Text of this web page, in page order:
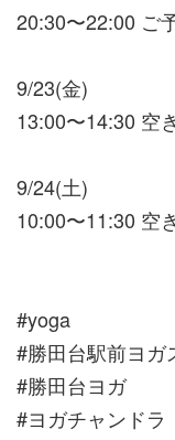
20:30〜22:00 ご
9/23(金)
13:00〜14:30 空き
9/24(土)
10:00〜11:30 空き
#yoga
#勝田台駅前ヨガ
#勝田台ヨガ
#ヨガチャンドラ